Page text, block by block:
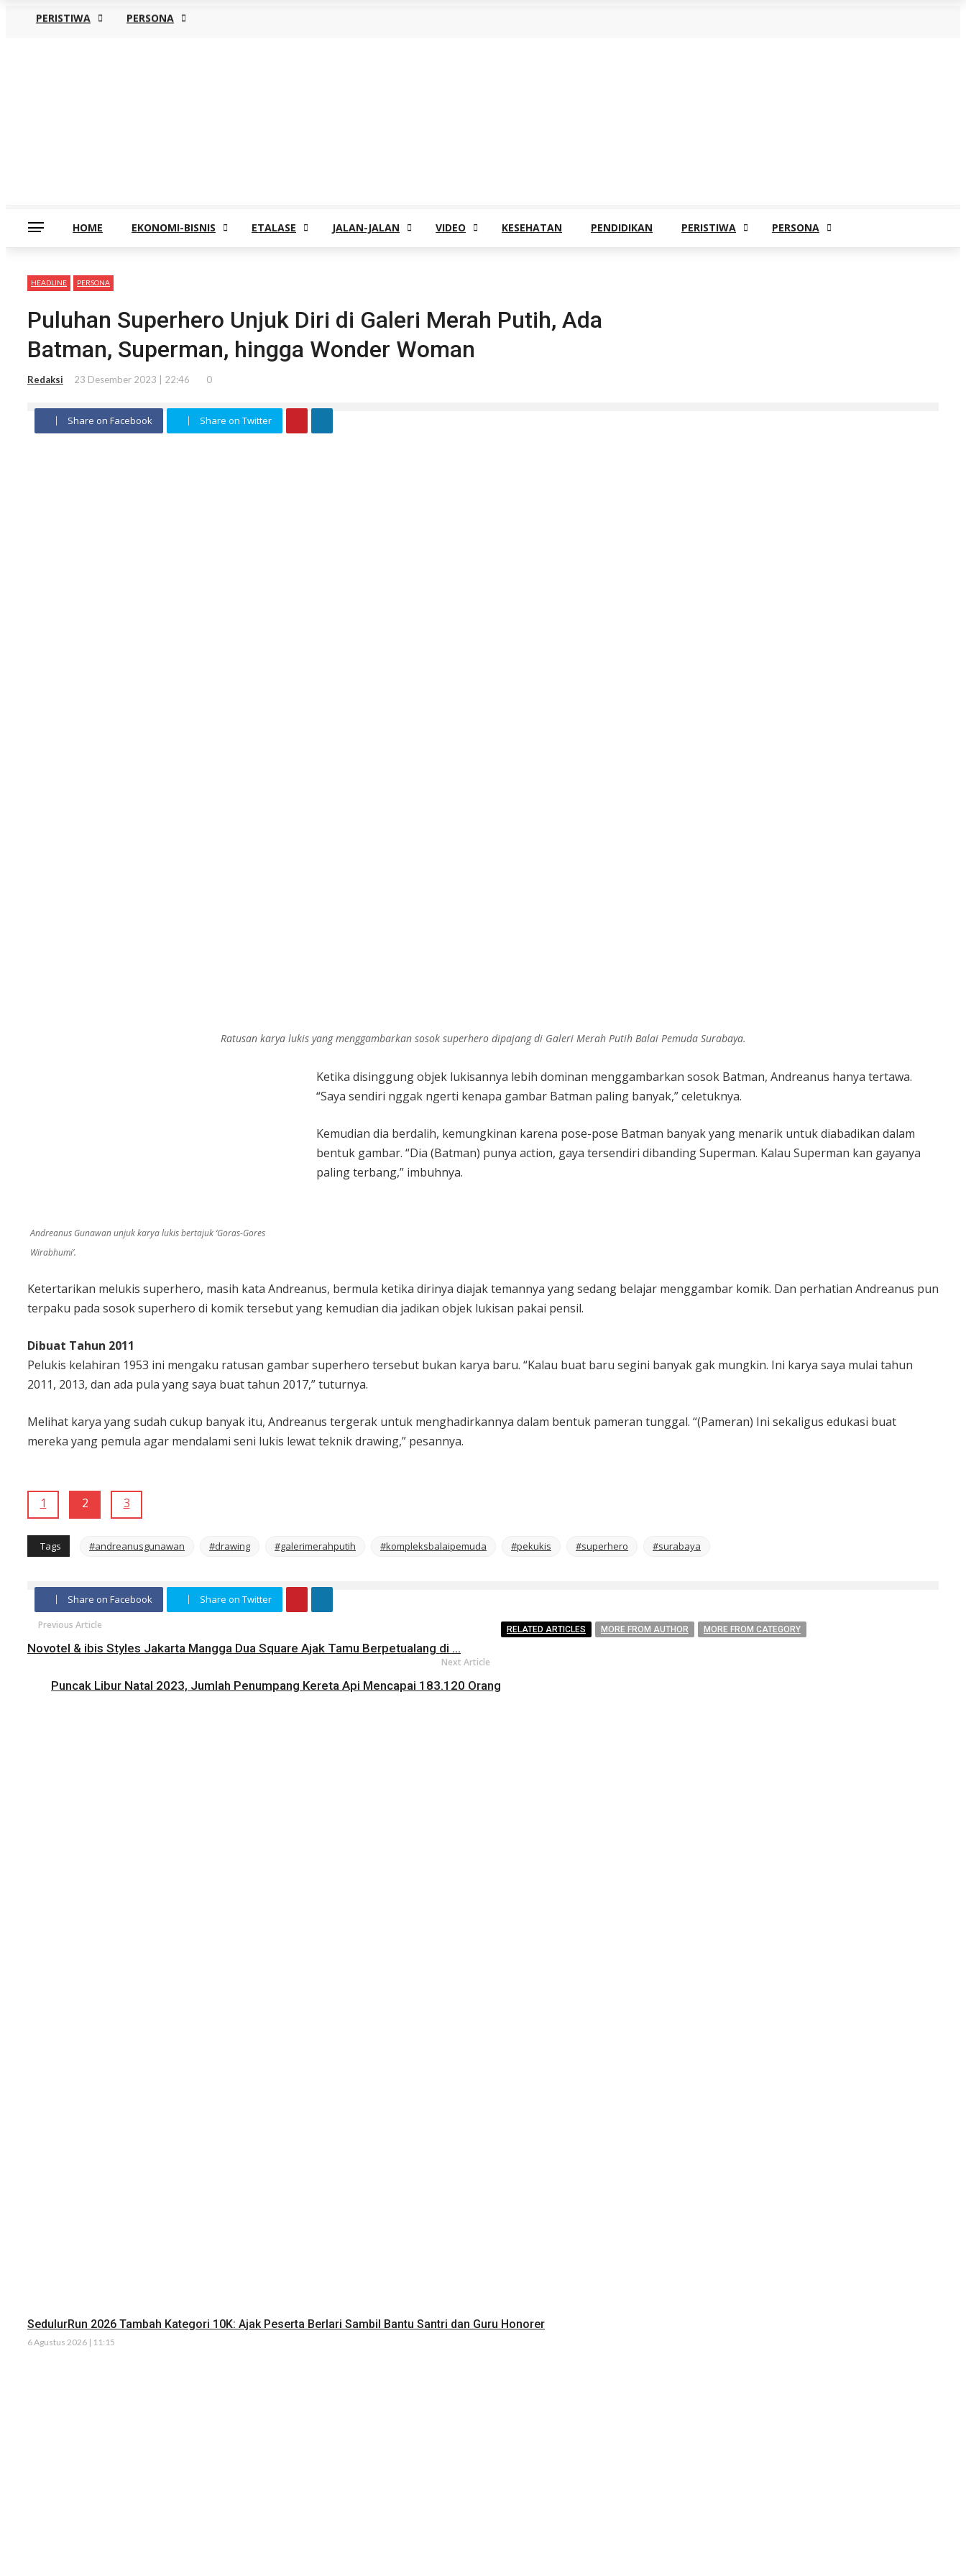
HOME EKONOMI-BISNIS ETALASE JALAN-JALAN VIDEO KESEHATAN PENDIDIKAN PERISTIWA PERSONA
PERISTIWA PERSONA
HEADLINE PERSONA
Puluhan Superhero Unjuk Diri di Galeri Merah Putih, Ada
Batman, Superman, hingga Wonder Woman
Redaksi 23 Desember 2023 | 22:46 0
Share on Facebook Share on Twitter
Ratusan karya lukis yang menggambarkan sosok superhero dipajang di Galeri Merah Putih Balai Pemuda Surabaya.
Andreanus Gunawan unjuk karya lukis bertajuk ‘Goras-Gores
Wirabhumi’.
Ketika disinggung objek lukisannya lebih dominan menggambarkan sosok Batman, Andreanus hanya tertawa.
“Saya sendiri nggak ngerti kenapa gambar Batman paling banyak,” celetuknya.
Kemudian dia berdalih, kemungkinan karena pose-pose Batman banyak yang menarik untuk diabadikan dalam
bentuk gambar. “Dia (Batman) punya action, gaya tersendiri dibanding Superman. Kalau Superman kan gayanya
paling terbang,” imbuhnya.
Ketertarikan melukis superhero, masih kata Andreanus, bermula ketika dirinya diajak temannya yang sedang belajar menggambar komik. Dan perhatian Andreanus pun
terpaku pada sosok superhero di komik tersebut yang kemudian dia jadikan objek lukisan pakai pensil.
Dibuat Tahun 2011
Pelukis kelahiran 1953 ini mengaku ratusan gambar superhero tersebut bukan karya baru. “Kalau buat baru segini banyak gak mungkin. Ini karya saya mulai tahun
2011, 2013, dan ada pula yang saya buat tahun 2017,” tuturnya.
Melihat karya yang sudah cukup banyak itu, Andreanus tergerak untuk menghadirkannya dalam bentuk pameran tunggal. “(Pameran) Ini sekaligus edukasi buat
mereka yang pemula agar mendalami seni lukis lewat teknik drawing,” pesannya.
1 2 3
Tags #andreanusgunawan #drawing #galerimerahputih #kompleksbalaipemuda #pekukis #superhero #surabaya
Share on Facebook Share on Twitter
Previous Article
Novotel & ibis Styles Jakarta Mangga Dua Square Ajak Tamu Berpetualang di ...
Next Article
Puncak Libur Natal 2023, Jumlah Penumpang Kereta Api Mencapai 183.120 Orang
RELATED ARTICLES MORE FROM AUTHOR MORE FROM CATEGORY
SedulurRun 2026 Tambah Kategori 10K: Ajak Peserta Berlari Sambil Bantu Santri dan Guru Honorer
6 Agustus 2026 | 11:15